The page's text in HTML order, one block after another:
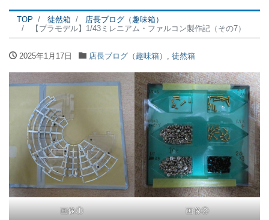
TOP 徒然箱
店長ブログ（趣味箱）
【プラモデル】1/43ミレニアム・ファルコン製作記（その7）
2025年1月17日 店長ブログ（趣味箱） 徒然箱
画像① 画像②